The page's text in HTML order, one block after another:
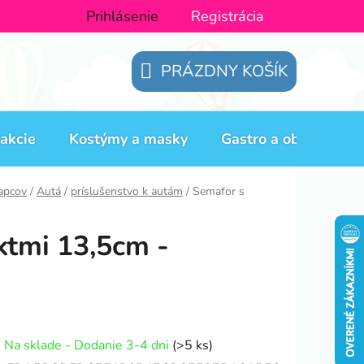
Prihlásenie Registrácia
NÁKUPNÝ
KOŠÍK
PRÁZDNY KOŠÍK
Kostýmy a masky Gastro a obaly
/ Autá / príslušenstvo k autám / Semafor s
13,5cm -
Na sklade - Dodanie 3-4 dni (>5 ks)